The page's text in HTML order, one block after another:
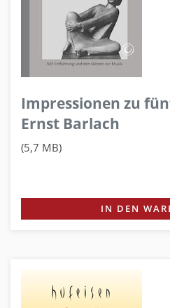
Impressionen zu
Ernst Barlach
(5,7 MB)
IN DEN